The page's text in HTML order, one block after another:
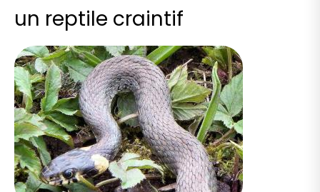
un reptile craintif